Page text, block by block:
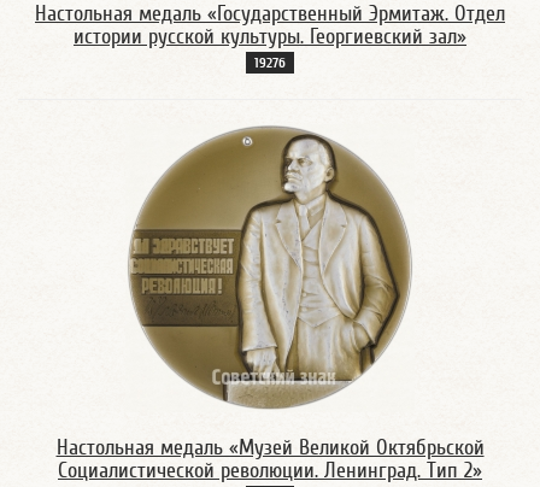
Настольная медаль «Государственный Эрмитаж. Отдел
истории русской культуры. Георгиевский зал»
1927б
Настольная медаль «Музей Великой Октябрьской
Социалистической революции. Ленинград. Тип 2»